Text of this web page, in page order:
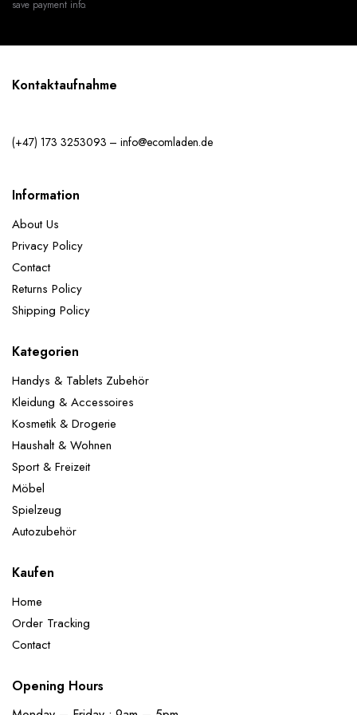
save payment info.
Kontaktaufnahme
(+47) 173 3253093 – info@ecomladen.de
Information
About Us
Privacy Policy
Contact
Returns Policy
Shipping Policy
Kategorien
Handys & Tablets Zubehör
Kleidung & Accessoires
Kosmetik & Drogerie
Haushalt & Wohnen
Sport & Freizeit
Möbel
Spielzeug
Autozubehör
Kaufen
Home
Order Tracking
Contact
Opening Hours